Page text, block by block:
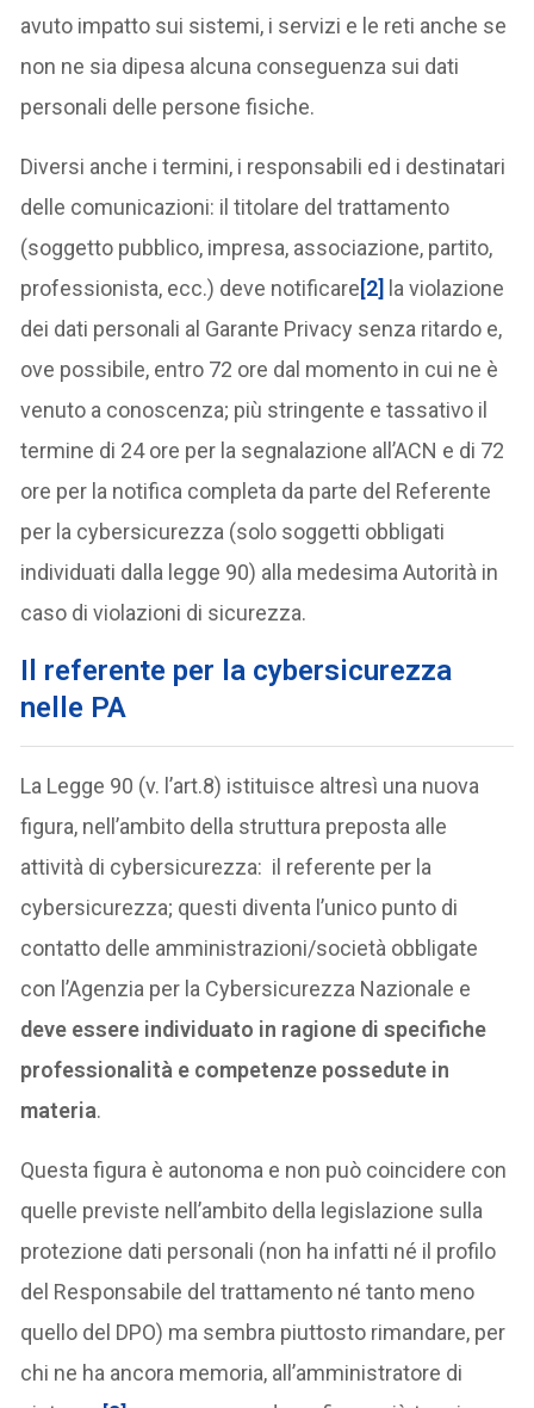
avuto impatto sui sistemi, i servizi e le reti anche se
non ne sia dipesa alcuna conseguenza sui dati
personali delle persone fisiche.
Diversi anche i termini, i responsabili ed i destinatari
delle comunicazioni: il titolare del trattamento
(soggetto pubblico, impresa, associazione, partito,
professionista, ecc.) deve notificare[2] la violazione
dei dati personali al Garante Privacy senza ritardo e,
ove possibile, entro 72 ore dal momento in cui ne è
venuto a conoscenza; più stringente e tassativo il
termine di 24 ore per la segnalazione all’ACN e di 72
ore per la notifica completa da parte del Referente
per la cybersicurezza (solo soggetti obbligati
individuati dalla legge 90) alla medesima Autorità in
caso di violazioni di sicurezza.
Il referente per la cybersicurezza
nelle PA
La Legge 90 (v. l’art.8) istituisce altresì una nuova
figura, nell’ambito della struttura preposta alle
attività di cybersicurezza: il referente per la
cybersicurezza; questi diventa l’unico punto di
contatto delle amministrazioni/società obbligate
con l’Agenzia per la Cybersicurezza Nazionale e
deve essere individuato in ragione di specifiche
professionalità e competenze possedute in
materia.
Questa figura è autonoma e non può coincidere con
quelle previste nell’ambito della legislazione sulla
protezione dati personali (non ha infatti né il profilo
del Responsabile del trattamento né tanto meno
quello del DPO) ma sembra piuttosto rimandare, per
chi ne ha ancora memoria, all’amministratore di